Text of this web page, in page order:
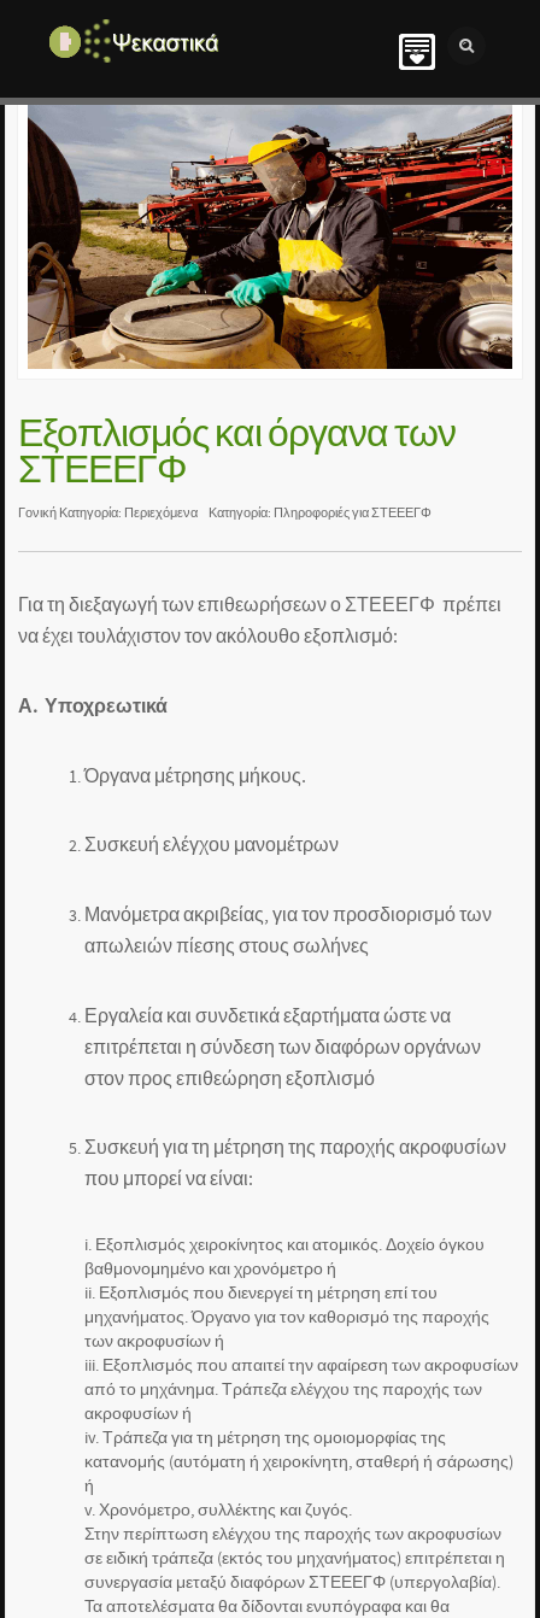
Εξοπλισμός και όργανα των
ΣΤΕΕΕΓΦ
Γονική Κατηγορία: Περιεχόμενα Κατηγορία: Πληροφοριές για ΣΤΕΕΕΓΦ
Για τη διεξαγωγή των επιθεωρήσεων ο ΣΤΕΕΕΓΦ πρέπει
να έχει τουλάχιστον τον ακόλουθο εξοπλισμό:
Α. Υποχρεωτικά
Όργανα μέτρησης μήκους.
Συσκευή ελέγχου μανομέτρων
Μανόμετρα ακριβείας, για τον προσδιορισμό των
απωλειών πίεσης στους σωλήνες
Εργαλεία και συνδετικά εξαρτήματα ώστε να
επιτρέπεται η σύνδεση των διαφόρων οργάνων
στον προς επιθεώρηση εξοπλισμό
Συσκευή για τη μέτρηση της παροχής ακροφυσίων
που μπορεί να είναι:
i. Εξοπλισμός χειροκίνητος και ατομικός. Δοχείο όγκου
βαθμονομημένο και χρονόμετρο ή
ii. Εξοπλισμός που διενεργεί τη μέτρηση επί του
μηχανήματος. Όργανο για τον καθορισμό της παροχής
των ακροφυσίων ή
iii. Εξοπλισμός που απαιτεί την αφαίρεση των ακροφυσίων
από το μηχάνημα. Τράπεζα ελέγχου της παροχής των
ακροφυσίων ή
iv. Τράπεζα για τη μέτρηση της ομοιομορφίας της
κατανομής (αυτόματη ή χειροκίνητη, σταθερή ή σάρωσης)
ή
v. Χρονόμετρο, συλλέκτης και ζυγός.
Στην περίπτωση ελέγχου της παροχής των ακροφυσίων
σε ειδική τράπεζα (εκτός του μηχανήματος) επιτρέπεται η
συνεργασία μεταξύ διαφόρων ΣΤΕΕΕΓΦ (υπεργολαβία).
Τα αποτελέσματα θα δίδονται ενυπόγραφα και θα